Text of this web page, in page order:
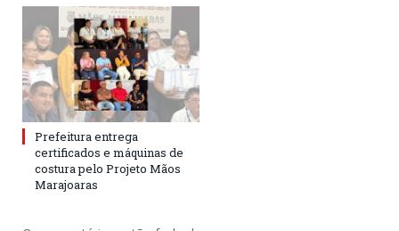
Prefeitura entrega
certificados e máquinas de
costura pelo Projeto Mãos
Marajoaras